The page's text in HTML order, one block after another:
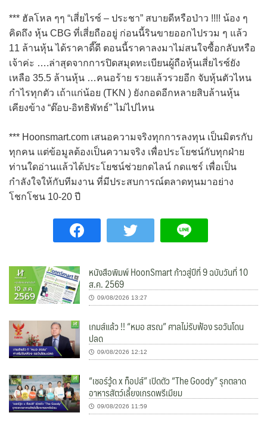
*** ฮัลโหล ๆๆ “เสี่ยไรซ์ – ประชา” สบายดีหรือป่าว !!!! น้อง ๆ
คิดถึง หุ้น CBG ที่เสี่ยถืออยู่ ก่อนนี้รินขายออกไปรวม ๆ แล้ว
11 ล้านหุ้น ได้ราคาดี๊ดี ตอนนี้ราคาลงมาไม่สนใจซื้อกลับหรือ
เจ้าค่ะ ….ล่าสุดจากการปิดสมุดทะเบียนผู้ถือหุ้นเสี่ยไรซ์ยัง
เหลือ 35.5 ล้านหุ้น …คนอร้าย รวยแล้วรวยอีก จับหุ้นตัวไหน
กำไรทุกตัว เถ้าแก่น้อย (TKN ) ยังกอดอีกหลายสิบล้านหุ้น
เคียงข้าง “ต๊อบ-อิทธิพัทธ์” ไม่ไปไหน
*** Hoonsmart.com เสนอความจริงทุกการลงทุน เป็นมิตรกับ
ทุกคน แต่ข้อมูลต้องเป็นความจริง เพื่อประโยชน์กับทุกฝ่าย
ท่านใดอ่านแล้วได้ประโยชน์ช่วยกดไลน์ กดแชร์ เพื่อเป็น
กำลังใจให้กับทีมงาน ที่มีประสบการณ์ตลาดทุนมาอย่าง
โชกโชน 10-20 ปี
หนังสือพิมพ์ HoonSmart ก้าวสู่ปีที่ 9 ฉบับวันที่ 10
ส.ค. 2569
09/08/2026 13:27
เกมส์แล้ว !! “หมอ สรณ” ศาลไม่รับฟ้อง รอวันโดน
ปลด
09/08/2026 12:12
“เชอร์วู้ด x ท็อปส์” เปิดตัว “The Goody” รุกตลาด
อาหารสัตว์เลี้ยงเกรดพรีเมียม
09/08/2026 11:59